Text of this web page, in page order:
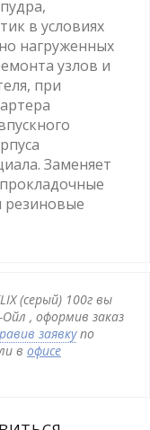
в условиях
нагруженных
узлов и
при
Заменяет
(серый) 100г вы
, оформив заказ
заявкупо
в офисе